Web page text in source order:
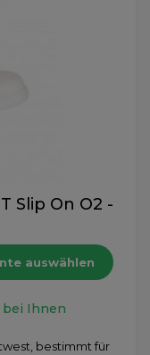
Slip On O2 -
auswählen
bei Ihnen
bestimmt für